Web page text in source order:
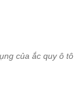
của ắc quy ô tô